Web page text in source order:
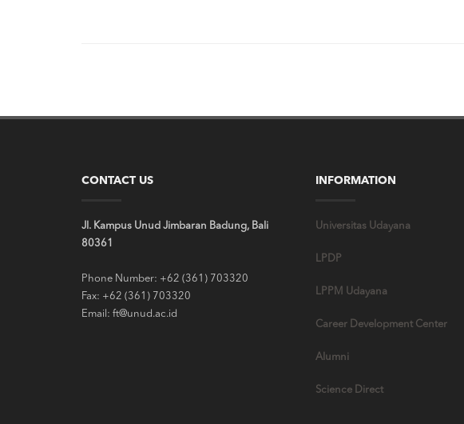
CONTACT US
Jl. Kampus Unud Jimbaran Badung, Bali
80361
Phone Number: +62 (361) 703320
Fax: +62 (361) 703320
Email: ft@unud.ac.id
INFORMATION
Universitas Udayana
LPDP
LPPM Udayana
Career Development Center
Alumni
Science Direct